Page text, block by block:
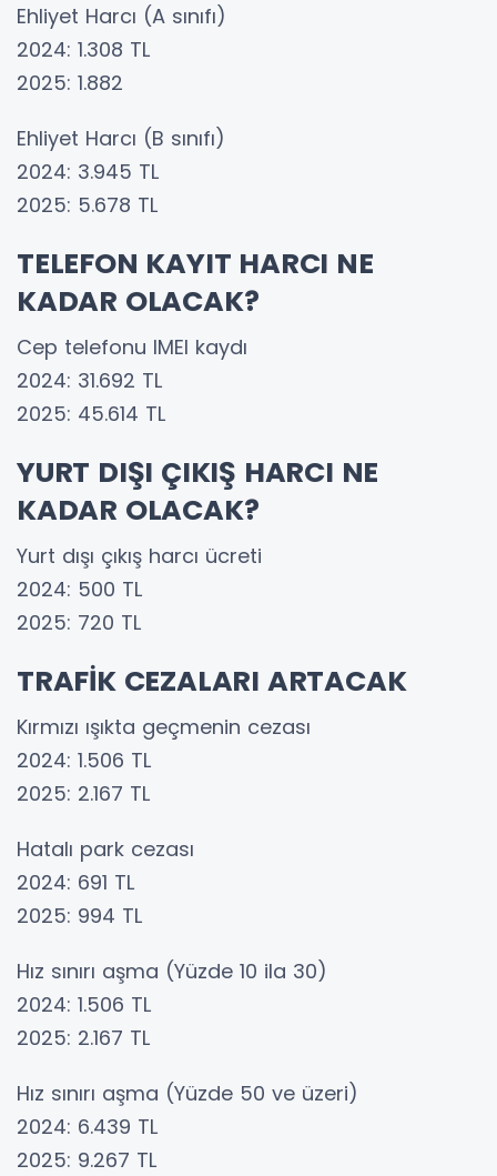
Ehliyet Harcı (A sınıfı)
2024: 1.308 TL
2025: 1.882
Ehliyet Harcı (B sınıfı)
2024: 3.945 TL
2025: 5.678 TL
TELEFON KAYIT HARCI NE
KADAR OLACAK?
Cep telefonu IMEI kaydı
2024: 31.692 TL
2025: 45.614 TL
YURT DIŞI ÇIKIŞ HARCI NE
KADAR OLACAK?
Yurt dışı çıkış harcı ücreti
2024: 500 TL
2025: 720 TL
TRAFİK CEZALARI ARTACAK
Kırmızı ışıkta geçmenin cezası
2024: 1.506 TL
2025: 2.167 TL
Hatalı park cezası
2024: 691 TL
2025: 994 TL
Hız sınırı aşma (Yüzde 10 ila 30)
2024: 1.506 TL
2025: 2.167 TL
Hız sınırı aşma (Yüzde 50 ve üzeri)
2024: 6.439 TL
2025: 9.267 TL